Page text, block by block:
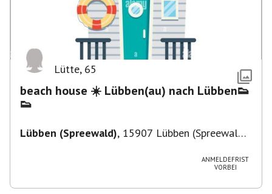
Lütte, 65
beach house ☀️ Lübben(au) nach Lübben👟
👟
Lübben (Spreewald), 15907 Lübben (Spreewald),
ANMELDEFRIST
VORBEI